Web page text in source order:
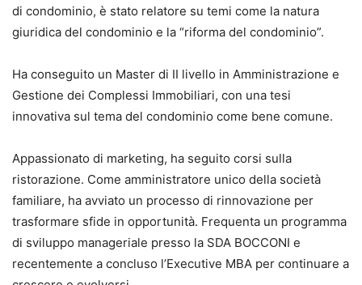
di condominio, è stato relatore su temi come la natura
giuridica del condominio e la “riforma del condominio”.
Ha conseguito un Master di II livello in Amministrazione e
Gestione dei Complessi Immobiliari, con una tesi
innovativa sul tema del condominio come bene comune.
Appassionato di marketing, ha seguito corsi sulla
ristorazione. Come amministratore unico della società
familiare, ha avviato un processo di rinnovazione per
trasformare sfide in opportunità. Frequenta un programma
di sviluppo manageriale presso la SDA BOCCONI e
recentemente a concluso l’Executive MBA per continuare a